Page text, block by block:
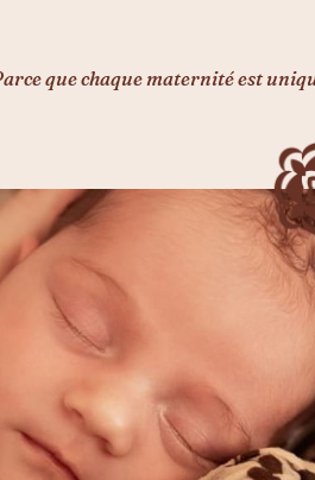
que chaque maternité est